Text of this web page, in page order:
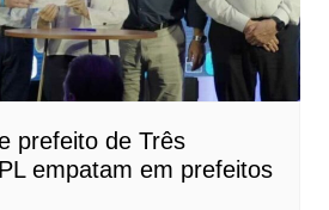
prefeito de Três
empatam em prefeitos